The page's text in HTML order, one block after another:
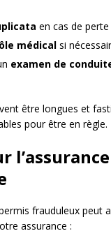
en cas de
médical si
examen de
être longues et
pour être en règle.
l’assurance
frauduleux peut
assurance :